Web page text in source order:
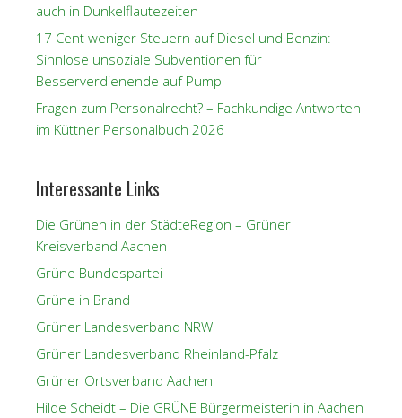
auch in Dunkelflautezeiten
17 Cent weniger Steuern auf Diesel und Benzin:
Sinnlose unsoziale Subventionen für
Besserverdienende auf Pump
Fragen zum Personalrecht? – Fachkundige Antworten
im Küttner Personalbuch 2026
Interessante Links
Die Grünen in der StädteRegion – Grüner
Kreisverband Aachen
Grüne Bundespartei
Grüne in Brand
Grüner Landesverband NRW
Grüner Landesverband Rheinland-Pfalz
Grüner Ortsverband Aachen
Hilde Scheidt – Die GRÜNE Bürgermeisterin in Aachen